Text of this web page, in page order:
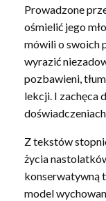
Prowadzone
ośmielić jego
mówili o swoich
wyrazić
pozbawieni,
lekcji. I zachęca
Z tekstów
życia
konserwatywną
model